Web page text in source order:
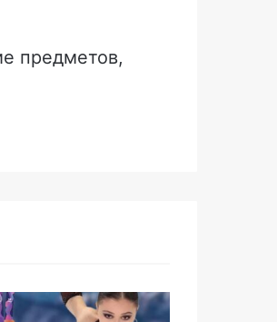
предметов,